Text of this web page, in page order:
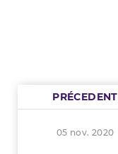
PRÉCEDENT
05 nov. 2020